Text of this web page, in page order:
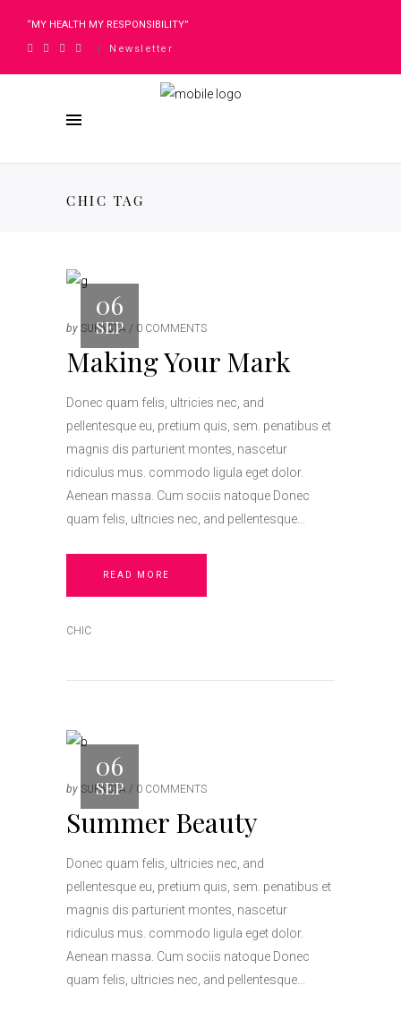
“MY HEALTH MY RESPONSIBILITY”
| Newsletter
CHIC TAG
06
SEP
by SUPASTA 0 COMMENTS
Making Your Mark
Donec quam felis, ultricies nec, and
pellentesque eu, pretium quis, sem. penatibus et
magnis dis parturient montes, nascetur
ridiculus mus. commodo ligula eget dolor.
Aenean massa. Cum sociis natoque Donec
quam felis, ultricies nec, and pellentesque
READ MORE
CHIC
06
SEP
by SUPASTA 0 COMMENTS
Summer Beauty
Donec quam felis, ultricies nec, and
pellentesque eu, pretium quis, sem. penatibus et
magnis dis parturient montes, nascetur
ridiculus mus. commodo ligula eget dolor.
Aenean massa. Cum sociis natoque Donec
quam felis, ultricies nec, and pellentesque